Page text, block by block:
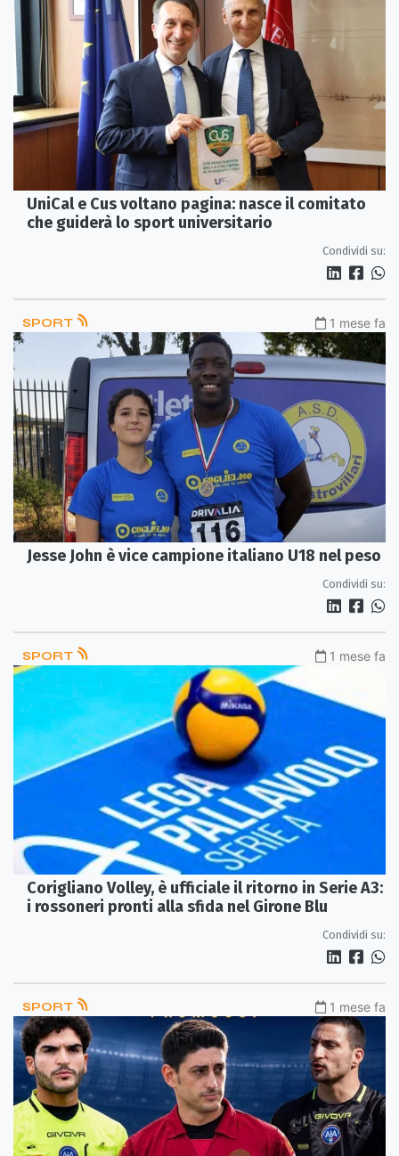
UniCal e Cus voltano pagina: nasce il comitato
che guiderà lo sport universitario
Condividi su:
SPORT 1 mese fa
Jesse John è vice campione italiano U18 nel peso
Condividi su:
SPORT 1 mese fa
Corigliano Volley, è ufficiale il ritorno in Serie A3:
i rossoneri pronti alla sfida nel Girone Blu
Condividi su:
SPORT 1 mese fa